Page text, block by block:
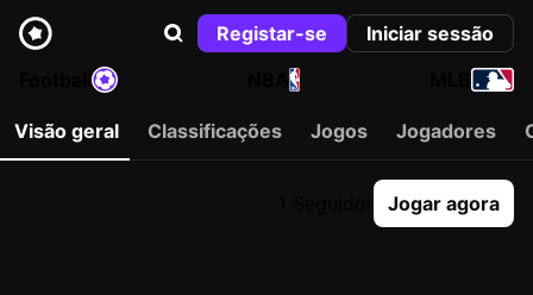
Registar-se
Iniciar sessão
NBA
Visão geral Classificações Jogos Jogadores
Jogar agora